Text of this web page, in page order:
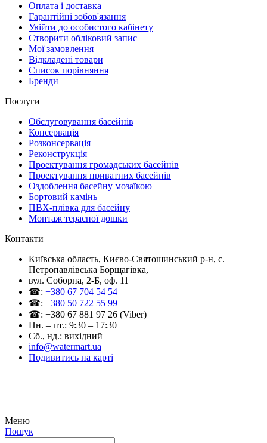
Оплата і доставка
Гарантійні зобов'язання
Увійти до особистого кабінету
Створити обліковий запис
Мої замовлення
Відкладені товари
Список порівняння
Бренди
Послуги
Обслуговування басейнів
Консервація
Розконсервація
Реконструкція
Проектування громадських басейнів
Проектування приватних басейнів
Оздоблення басейну мозаїкою
Бортовий камінь
ПВХ-плівка для басейну
Монтаж терасної дошки
Контакти
Київська область, Києво-Святошинський р-н, c.
Петропавлівська Борщагівка,
вул. Соборна, 2-Б, оф. 11
☎: +380 67 704 54 54
☎: +380 50 722 55 99
☎: +380 67 881 97 26 (Viber)
Пн. – пт.: 9:30 – 17:30
Сб., нд.: вихідний
info@watermart.ua
Подивитись на карті
Меню
Пошук